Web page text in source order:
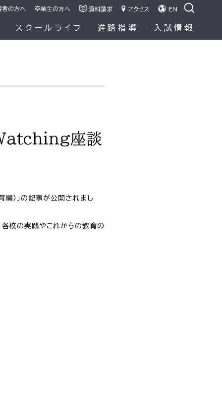
スクールライフ 進路指導 入試情報
者の方へ 卒業生の方へ 資料請求 アクセス EN
Watching座談
）」の記事が公開されまし
校の実践やこれからの教育の